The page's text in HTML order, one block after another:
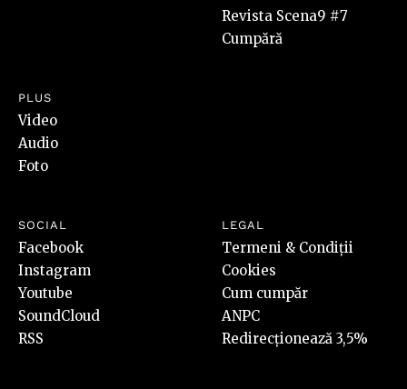
Revista Scena9 #7
Cumpără
PLUS
Video
Audio
Foto
SOCIAL
Facebook
Instagram
Youtube
SoundCloud
RSS
LEGAL
Termeni & Condiții
Cookies
Cum cumpăr
ANPC
Redirecționează 3,5%